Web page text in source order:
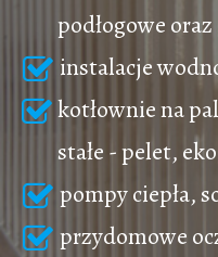
podłogowe
instalacje
kotłownie na
stałe - pelet,
pompy ciepła,
przydomowe